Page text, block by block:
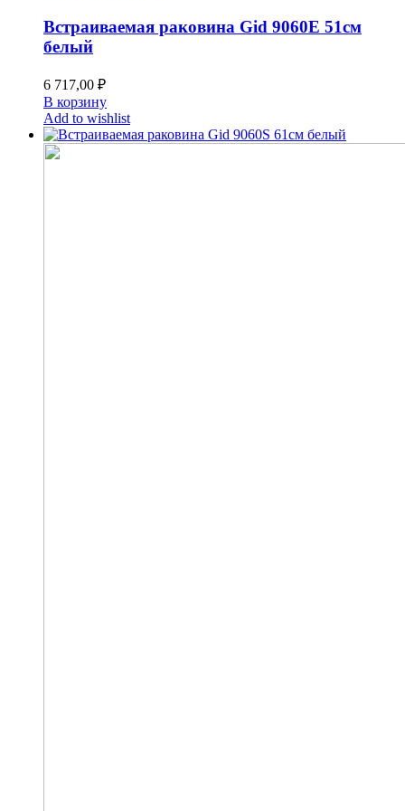
Встраиваемая раковина Gid 9060E 51см
белый
6 717,00 ₽
В корзину
Add to wishlist